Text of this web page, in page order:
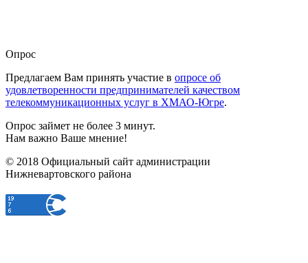
Опрос
Предлагаем Вам принять участие в опросе об
удовлетворенности предпринимателей качеством
телекоммуникационных услуг в ХМАО-Югре.
Опрос займет не более 3 минут.
Нам важно Ваше мнение!
© 2018 Официальный сайт администрации
Нижневартовского района